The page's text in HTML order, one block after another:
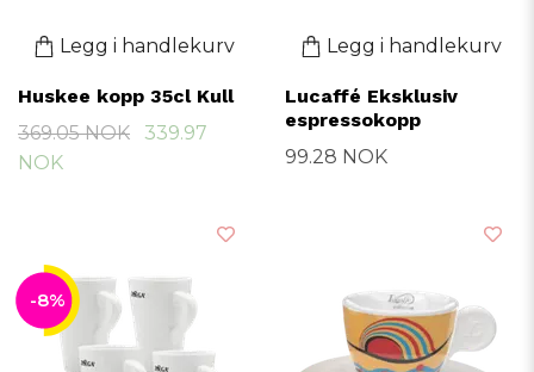
Legg i handlekurv
Huskee kopp 35cl Kull
369.05 NOK
339.97
NOK
Legg i handlekurv
Lucaffé Eksklusiv
espressokopp
99.28 NOK
-8%